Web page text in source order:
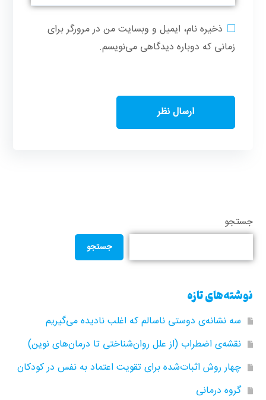
ذخیره نام، ایمیل و وبسایت من در مرورگر برای
زمانی که دوباره دیدگاهی می‌نویسم.
جستجو
جستجو
نوشته‌های تازه
سه نشانه‌ی دوستی ناسالم که اغلب نادیده می‌گیریم
نقشه‌ی اضطراب (از علل روان‌شناختی تا درمان‌های نوین)
چهار روش اثبات‌شده برای تقویت اعتماد به نفس در کودکان
گروه‌ درمانی